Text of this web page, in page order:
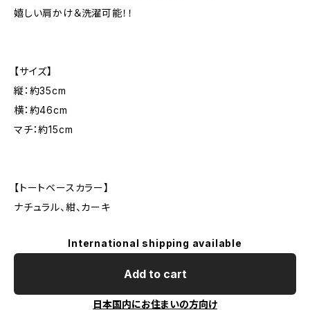
嬉しい肩かけ＆洗濯可能！！
【サイズ】
縦：約35cm
横：約46cm
マチ：約15cm
【トートベースカラー】
ナチュラル、紺、カーキ
International shipping available
Add to cart
日本国内にお住まいの方向け